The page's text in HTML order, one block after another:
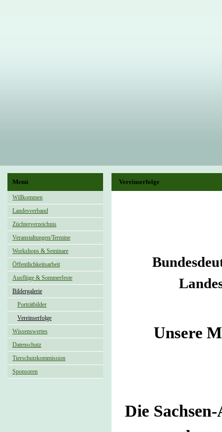
Menü
Willkommen
Landesverband
Züchterverzeichnis
Veranstaltungen/Termine
Workshops & Seminare
Öffentlichkeitsarbeit
Ausflüge & Sommerfeste
Bildergalerie
Porträtbilder
Vereinserfolge
Wissenswertes
Datenschutz
Tierschutzkommission
Sponsoren
Vereinserfolge
Unsere
Die